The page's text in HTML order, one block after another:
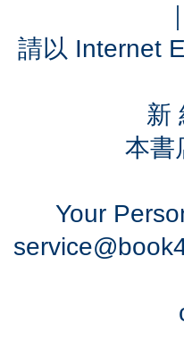
｜
請以 Internet
新
本書
Your